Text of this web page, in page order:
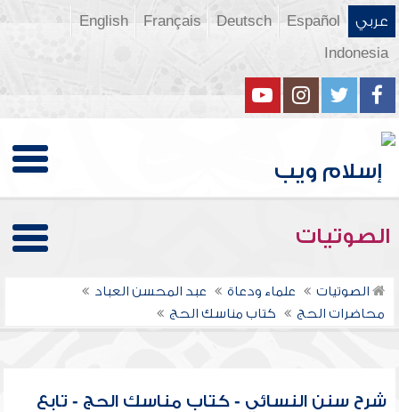
عربي Español
Deutsch
Français
English
Indonesia
الصوتيات
الصوتيات علماء ودعاة
عبد المحسن العباد
محاضرات الحج
كتاب مناسك الحج
شرح سنن النسائي - كتاب مناسك الحج - تابع